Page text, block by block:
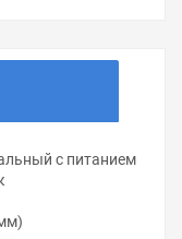
с питанием